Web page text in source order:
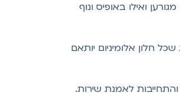
ואילו באופיס ונוף
חלון אלומיניום יותאם
לאמנת שירות.